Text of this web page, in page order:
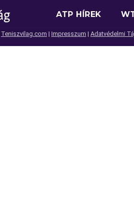
ATP HÍREK
Teniszvilag.com | Impresszum | Adatvédelmi